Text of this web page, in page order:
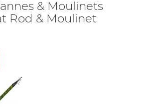
& Moulinets
Rod & Moulinet